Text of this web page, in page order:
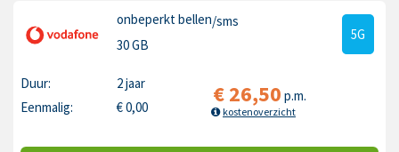
onbeperkt bellen/sms
30 GB
5G
Duur:
2 jaar
Eenmalig:
€0,00 €26,50 p.m.
kostenoverzicht